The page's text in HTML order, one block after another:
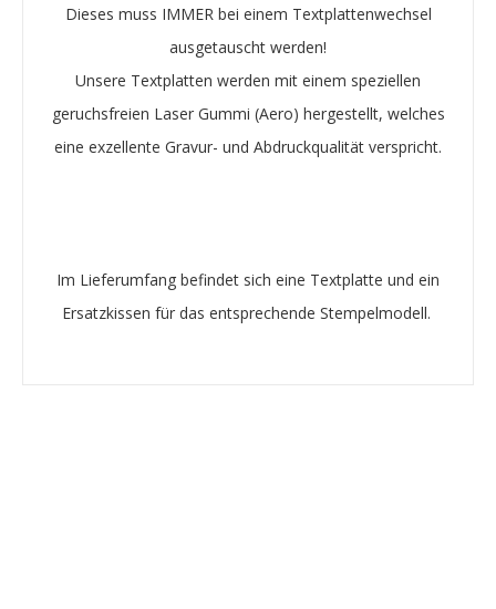
Dieses muss IMMER bei einem Textplattenwechsel
ausgetauscht werden!
Unsere Textplatten werden mit einem speziellen
geruchsfreien Laser Gummi (Aero) hergestellt, welches
eine exzellente Gravur- und Abdruckqualität verspricht.
Im Lieferumfang befindet sich eine Textplatte und ein
Ersatzkissen für das entsprechende Stempelmodell.